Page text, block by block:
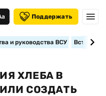
Поддержать
и руководства ВСУ
ХЛЕБА В
СОЗДАТЬ